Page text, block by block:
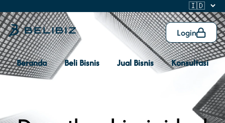
Login
Beranda Beli Bisnis Jual Bisnis Konsultasi